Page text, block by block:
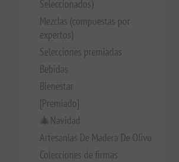
Seleccionados)
Mezclas (compuestas por
expertos)
Selecciones premiadas
Bebidas
Bienestar
[Premiado]
🎄Navidad
Artesanías De Madera De Olivo
Colecciones de firmas